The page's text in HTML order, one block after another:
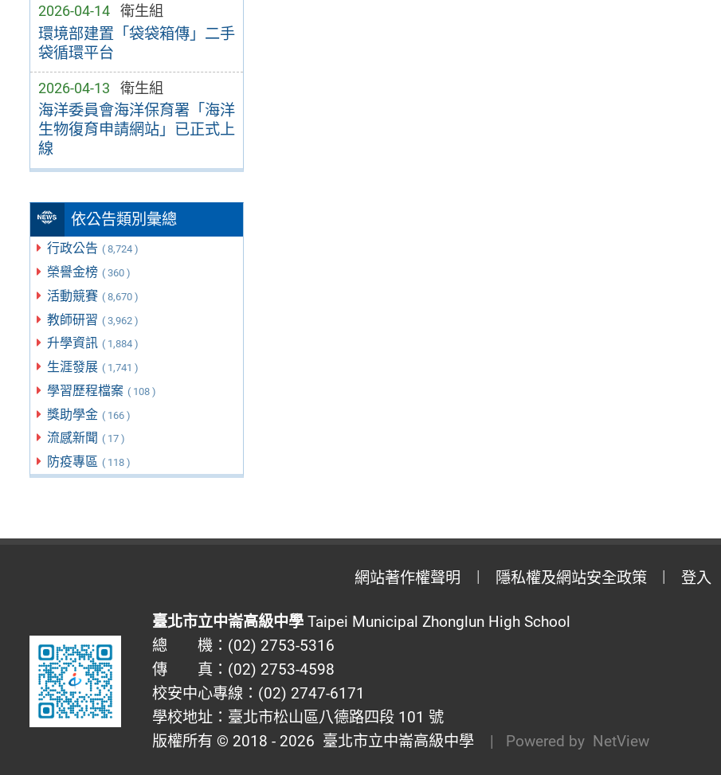
2026-04-14 衛生組
環境部建置「袋袋箱傳」二手
袋循環平台
2026-04-13 衛生組
海洋委員會海洋保育署「海洋
生物復育申請網站」已正式上
線
依公告類別彙總
行政公告 ( 8,724 )
榮譽金榜 ( 360 )
活動競賽 ( 8,670 )
教師研習 ( 3,962 )
升學資訊 ( 1,884 )
生涯發展 ( 1,741 )
學習歷程檔案 ( 108 )
獎助學金 ( 166 )
流感新聞 ( 17 )
防疫專區 ( 118 )
網站著作權聲明 隱私權及網站安全政策 登入
臺北市立中崙高級中學Taipei Municipal Zhonglun High School
總 機：(02) 2753-5316
傳 真：(02) 2753-4598
校安中心專線：(02) 2747-6171
學校地址：臺北市松山區八德路四段 101 號
版權所有 © 2018 - 2026 臺北市立中崙高級中學 | Powered by NetView